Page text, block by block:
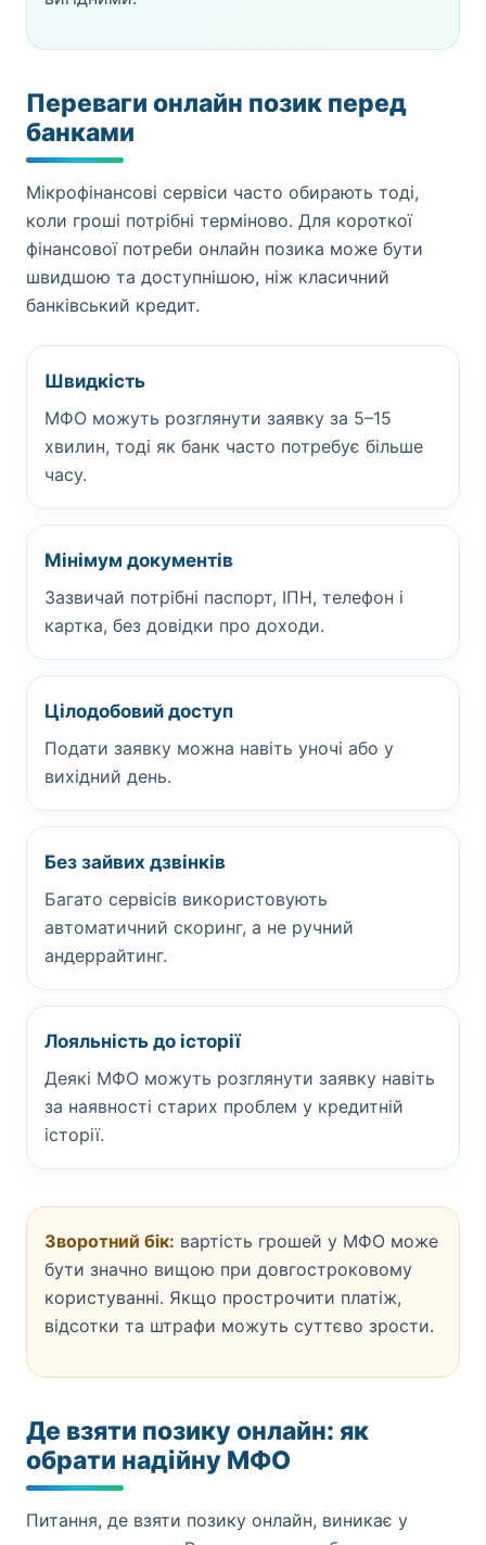
Переваги онлайн позик перед
банками
Мікрофінансові сервіси часто обирають тоді,
коли гроші потрібні терміново. Для короткої
фінансової потреби онлайн позика може бути
швидшою та доступнішою, ніж класичний
банківський кредит.
Швидкість
МФО можуть розглянути заявку за 5–15
хвилин, тоді як банк часто потребує більше
часу.
Мінімум документів
Зазвичай потрібні паспорт, ІПН, телефон і
картка, без довідки про доходи.
Цілодобовий доступ
Подати заявку можна навіть уночі або у
вихідний день.
Без зайвих дзвінків
Багато сервісів використовують
автоматичний скоринг, а не ручний
андеррайтинг.
Лояльність до історії
Деякі МФО можуть розглянути заявку навіть
за наявності старих проблем у кредитній
історії.
Зворотний бік: вартість грошей у МФО може
бути значно вищою при довгостроковому
користуванні. Якщо прострочити платіж,
відсотки та штрафи можуть суттєво зрости.
Де взяти позику онлайн: як
обрати надійну МФО
Питання, де взяти позику онлайн, виникає у